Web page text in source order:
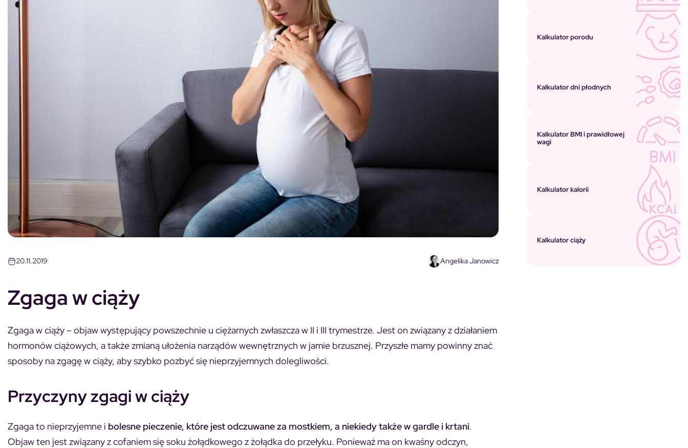
20.11.2019 Angelika Janowicz
Zgaga w ciąży
Zgaga w ciąży – objaw występujący powszechnie u ciężarnych zwłaszcza w II i III trymestrze. Jest on związany z działaniem
hormonów ciążowych, a także zmianą ułożenia narządów wewnętrznych w jamie brzusznej. Przyszłe mamy powinny znać
sposoby na zgagę w ciąży, aby szybko pozbyć się nieprzyjemnych dolegliwości.
Przyczyny zgagi w ciąży
Zgaga to nieprzyjemne i bolesne pieczenie, które jest odczuwane za mostkiem, a niekiedy także w gardle i krtani.
Objaw ten jest związany z cofaniem się soku żołądkowego z żołądka do przełyku. Ponieważ ma on kwaśny odczyn,
Kalkulator porodu
Kalkulator dni płodnych
Kalkulator BMI i prawidłowej
wagi
Kalkulator kalorii
Kalkulator ciąży